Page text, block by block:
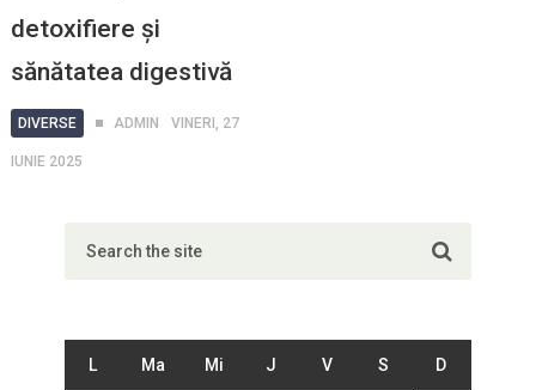
detoxifiere și
sănătatea digestivă
DIVERSE ADMIN VINERI, 27
IUNIE 2025
L Ma Mi J V S D